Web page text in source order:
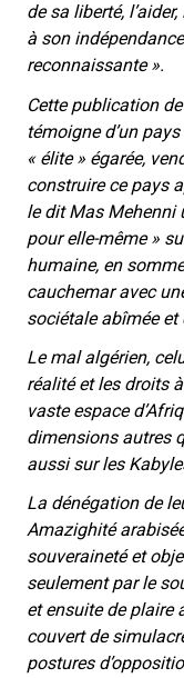
de sa liberté,
à son
reconnaissante ».
Cette publication
témoigne d’un
« élite » égarée,
construire ce pays
le dit Mas Mehenni
pour elle-même »
humaine, en
cauchemar avec
sociétale abîmée et
Le mal algérien,
réalité et les droits
vaste espace
dimensions autres
aussi sur les
La dénégation de
Amazighité
souveraineté et
seulement par le
et ensuite de plaire
couvert de
postures